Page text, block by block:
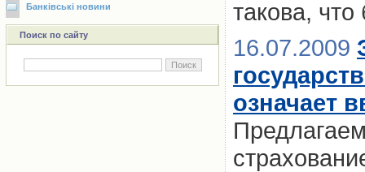
Банківські новини
Поиск по сайту
такова,
16.07.2009
означает